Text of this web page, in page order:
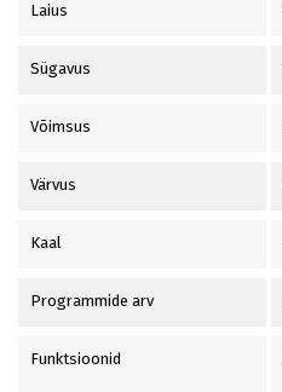
Laius
Sügavus
Võimsus
Värvus
Kaal
Programmide arv
Funktsioonid